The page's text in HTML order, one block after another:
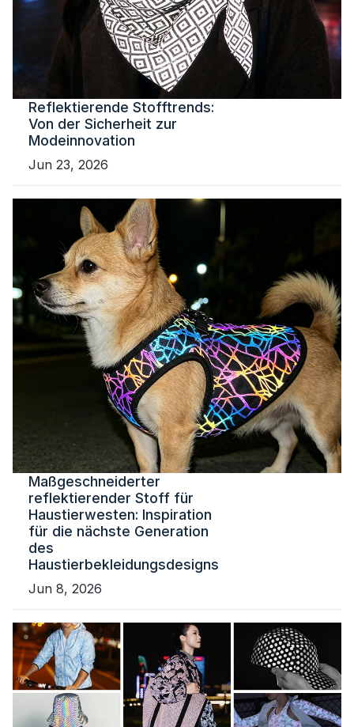
Reflektierende Stofftrends:
Von der Sicherheit zur
Modeinnovation
Jun 23, 2026
Maßgeschneiderter
reflektierender Stoff für
Haustierwesten: Inspiration
für die nächste Generation
des
Haustierbekleidungsdesigns
Jun 8, 2026